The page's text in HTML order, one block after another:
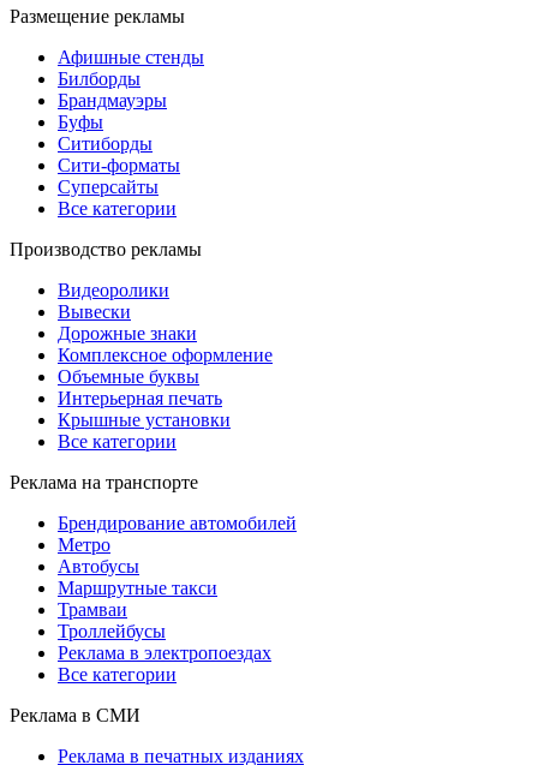
Размещение рекламы
Афишные стенды
Билборды
Брандмауэры
Буфы
Ситиборды
Сити-форматы
Суперсайты
Все категории
Производство рекламы
Видеоролики
Вывески
Дорожные знаки
Комплексное оформление
Объемные буквы
Интерьерная печать
Крышные установки
Все категории
Реклама на транспорте
Брендирование автомобилей
Метро
Автобусы
Маршрутные такси
Трамваи
Троллейбусы
Реклама в электропоездах
Все категории
Реклама в СМИ
Реклама в печатных изданиях